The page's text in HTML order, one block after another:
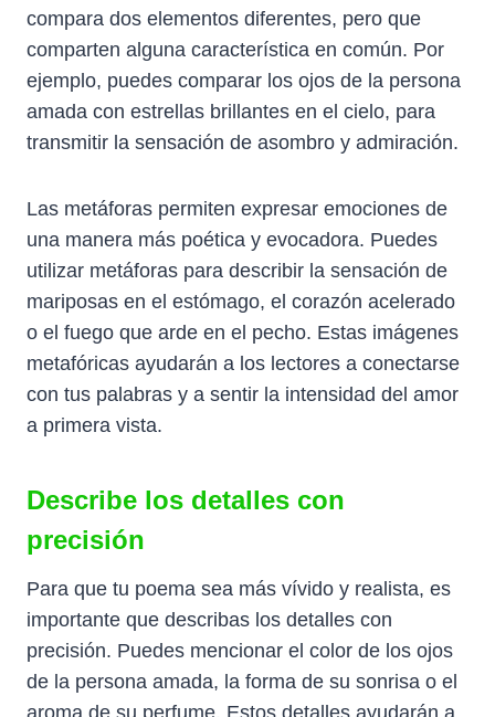
compara dos elementos diferentes, pero que
comparten alguna característica en común. Por
ejemplo, puedes comparar los ojos de la persona
amada con estrellas brillantes en el cielo, para
transmitir la sensación de asombro y admiración.
Las metáforas permiten expresar emociones de
una manera más poética y evocadora. Puedes
utilizar metáforas para describir la sensación de
mariposas en el estómago, el corazón acelerado
o el fuego que arde en el pecho. Estas imágenes
metafóricas ayudarán a los lectores a conectarse
con tus palabras y a sentir la intensidad del amor
a primera vista.
Describe los detalles con
precisión
Para que tu poema sea más vívido y realista, es
importante que describas los detalles con
precisión. Puedes mencionar el color de los ojos
de la persona amada, la forma de su sonrisa o el
aroma de su perfume. Estos detalles ayudarán a